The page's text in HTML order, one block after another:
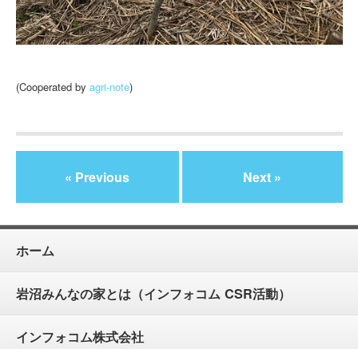
(Cooperated by agri-note)
« Previous Next »
ホーム
岩沼みんなの家とは（インフォコム CSR活動）
インフォコム株式会社